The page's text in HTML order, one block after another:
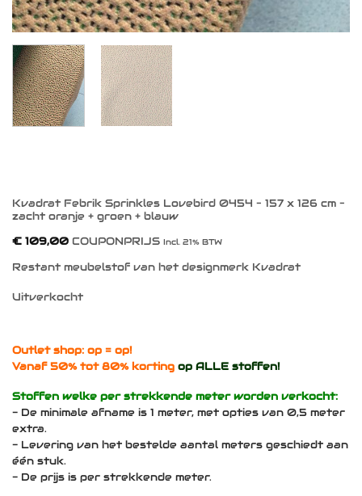
Kvadrat Febrik Sprinkles Lovebird 0454 – 157 x 126 cm –
zacht oranje + groen + blauw
€ 109,00 COUPONPRIJS Incl. 21% BTW
Restant meubelstof van het designmerk Kvadrat
Uitverkocht
Outlet shop: op = op!
Vanaf 50% tot 80% korting op ALLE stoffen!
Stoffen welke per strekkende meter worden verkocht:
- De minimale afname is 1 meter, met opties van 0,5 meter
extra.
- Levering van het bestelde aantal meters geschiedt aan
één stuk.
- De prijs is per strekkende meter.